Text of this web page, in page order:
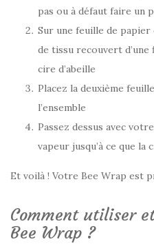
pas ou à défaut faire un
Sur une feuille de papier
de tissu recouvert
cire d’abeille
Placez la deuxième
l’ensemble
Passez dessus avec
vapeur jusqu’à ce que
Et voilà ! Votre Bee Wrap est
Comment utiliser
Bee Wrap ?